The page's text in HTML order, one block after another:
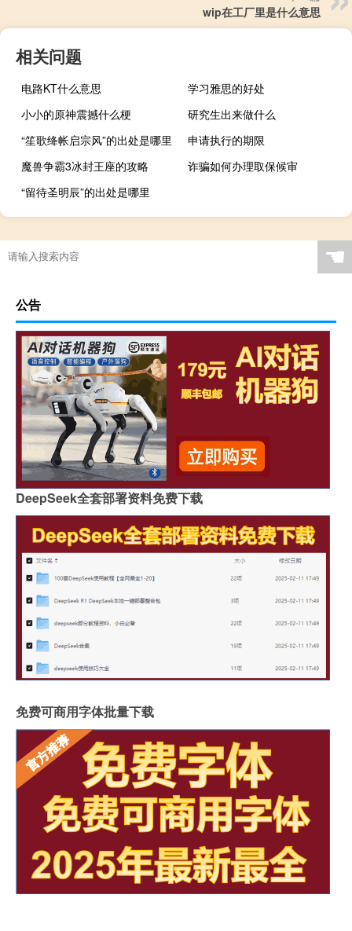
wip在工厂里是什么意思
相关问题
电路KT什么意思
学习雅思的好处
小小的原神震撼什么梗
研究生出来做什么
“笙歌绛帐启宗风”的出处是哪里
申请执行的期限
魔兽争霸3冰封王座的攻略
诈骗如何办理取保候审
“留待圣明辰”的出处是哪里
☚
公告
DeepSeek全套部署资料免费下载
免费可商用字体批量下载